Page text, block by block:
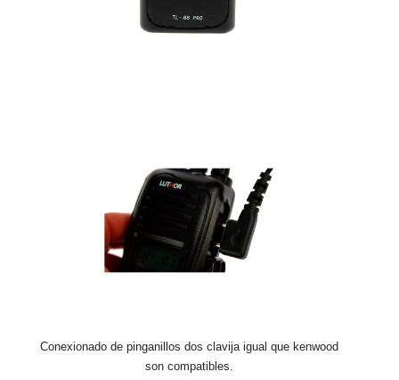
Conexionado de pinganillos dos clavija igual que kenwood
son compatibles.